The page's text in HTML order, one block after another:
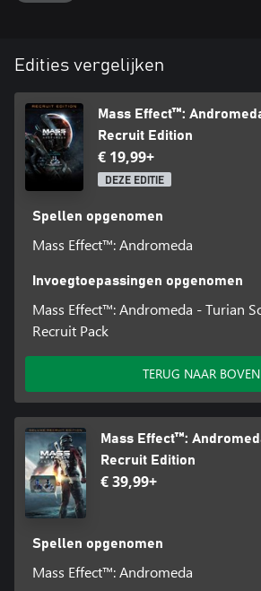
Edities vergelijken
Mass Effect™:
Recruit Edition
€ 19,99+
DEZE EDITIE
Spellen opgenomen
Mass Effect™: Andromeda
Invoegtoepassingen opgenomen
Mass Effect™: Andromeda - Turian
Recruit Pack
TERUG NAAR BOVEN
Mass Effect™:
Recruit Edition
€ 39,99+
Spellen opgenomen
Mass Effect™: Andromeda